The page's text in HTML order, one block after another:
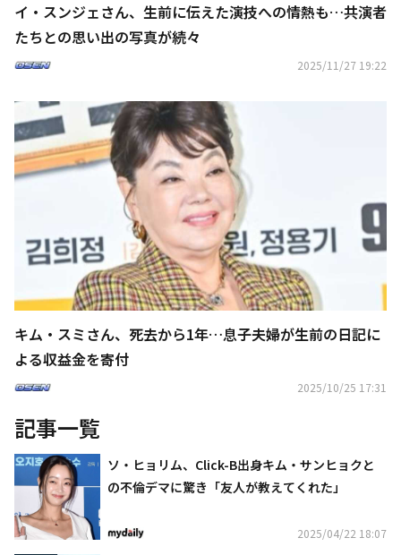
イ・スンジェさん、生前に伝えた演技への情熱も…共演者
たちとの思い出の写真が続々
2025/11/27 19:22
キム・スミさん、死去から1年…息子夫婦が生前の日記に
よる収益金を寄付
2025/10/25 17:31
記事一覧
ソ・ヒョリム、Click-B出身キム・サンヒョクと
の不倫デマに驚き「友人が教えてくれた」
2025/04/22 18:07